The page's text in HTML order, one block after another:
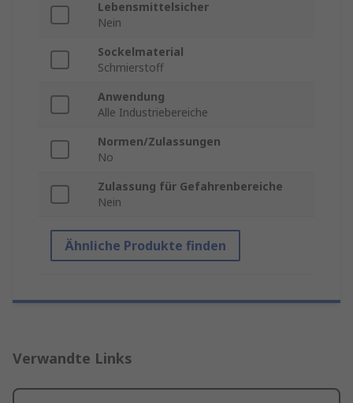
Lebensmittelsicher
Nein
Sockelmaterial
Schmierstoff
Anwendung
Alle Industriebereiche
Normen/Zulassungen
No
Zulassung für Gefahrenbereiche
Nein
Ähnliche Produkte finden
Verwandte Links